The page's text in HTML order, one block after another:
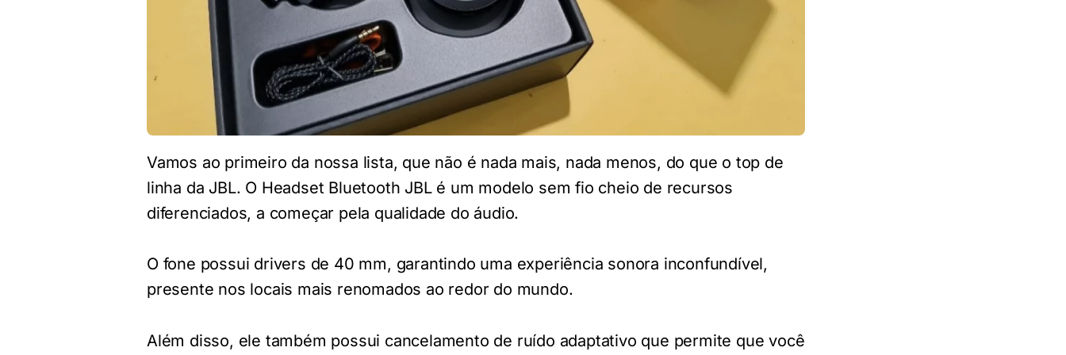
Vamos ao primeiro da nossa lista, que não é nada mais, nada menos, do que o top de
linha da JBL. O Headset Bluetooth JBL é um modelo sem fio cheio de recursos
diferenciados, a começar pela qualidade do áudio.
O fone possui drivers de 40 mm, garantindo uma experiência sonora inconfundível,
presente nos locais mais renomados ao redor do mundo.
Além disso, ele também possui cancelamento de ruído adaptativo que permite que você